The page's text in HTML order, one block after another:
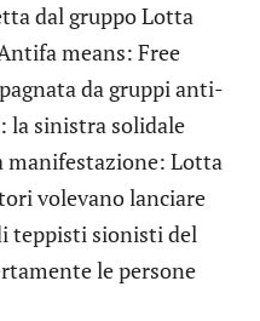
dal gruppo Lotta
means: Free
da gruppi anti-
la sinistra solidale
manifestazione: Lotta
volevano lanciare
teppisti sionisti del
le persone